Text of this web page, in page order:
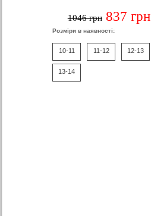
1046 грн 837 грн
Розміри в наявності:
10-11 11-12 12-13
13-14